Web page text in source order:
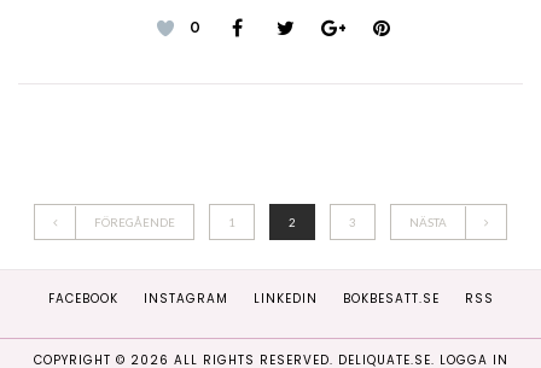
0
FÖREGÅENDE 1 2 3 NÄSTA
FACEBOOK INSTAGRAM LINKEDIN BOKBESATT.SE RSS
COPYRIGHT © 2026 ALL RIGHTS RESERVED. DELIQUATE.SE. LOGGA IN